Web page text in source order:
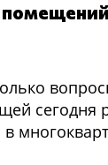
сегодня